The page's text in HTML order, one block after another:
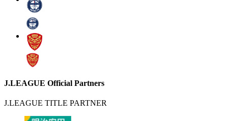
J.LEAGUE Official Partners
J.LEAGUE TITLE PARTNER